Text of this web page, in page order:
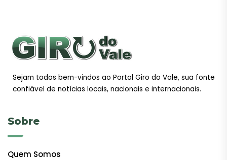
Sejam todos bem-vindos ao Portal Giro do Vale, sua fonte
confiável de notícias locais, nacionais e internacionais.
Sobre
Quem Somos